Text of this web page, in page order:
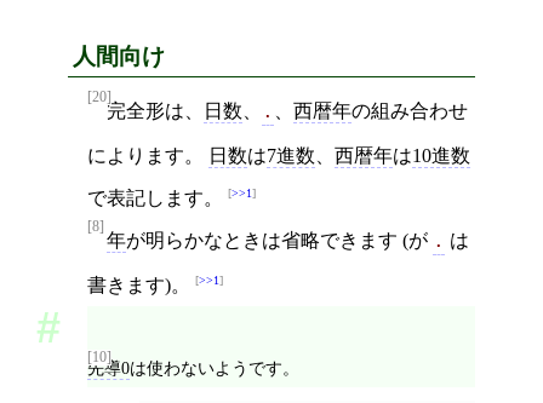
人間向け
[20]
完全形は、 日数 . 西暦年の組み合わせ
によります。 日数は7進数 西暦年は10進数
で表記します。 >>1
[8]
年が明らかなときは省略できます (が . は
書きます)。 >>1
[10]
先導0は使わないようです。